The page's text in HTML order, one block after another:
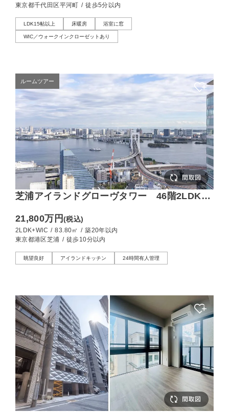
東京都千代田区平河町 / 徒歩5分以内
LDK15帖以上 床暖房 浴室に窓
WIC／ウォークインクローゼットあり
ルームツアー
芝浦アイランドグローヴタワー 46階2LDK、
21,800万円(税込)
2LDK+WIC / 83.80㎡ / 築20年以内
東京都港区芝浦 / 徒歩10分以内
眺望良好 アイランドキッチン 24時間有人管理